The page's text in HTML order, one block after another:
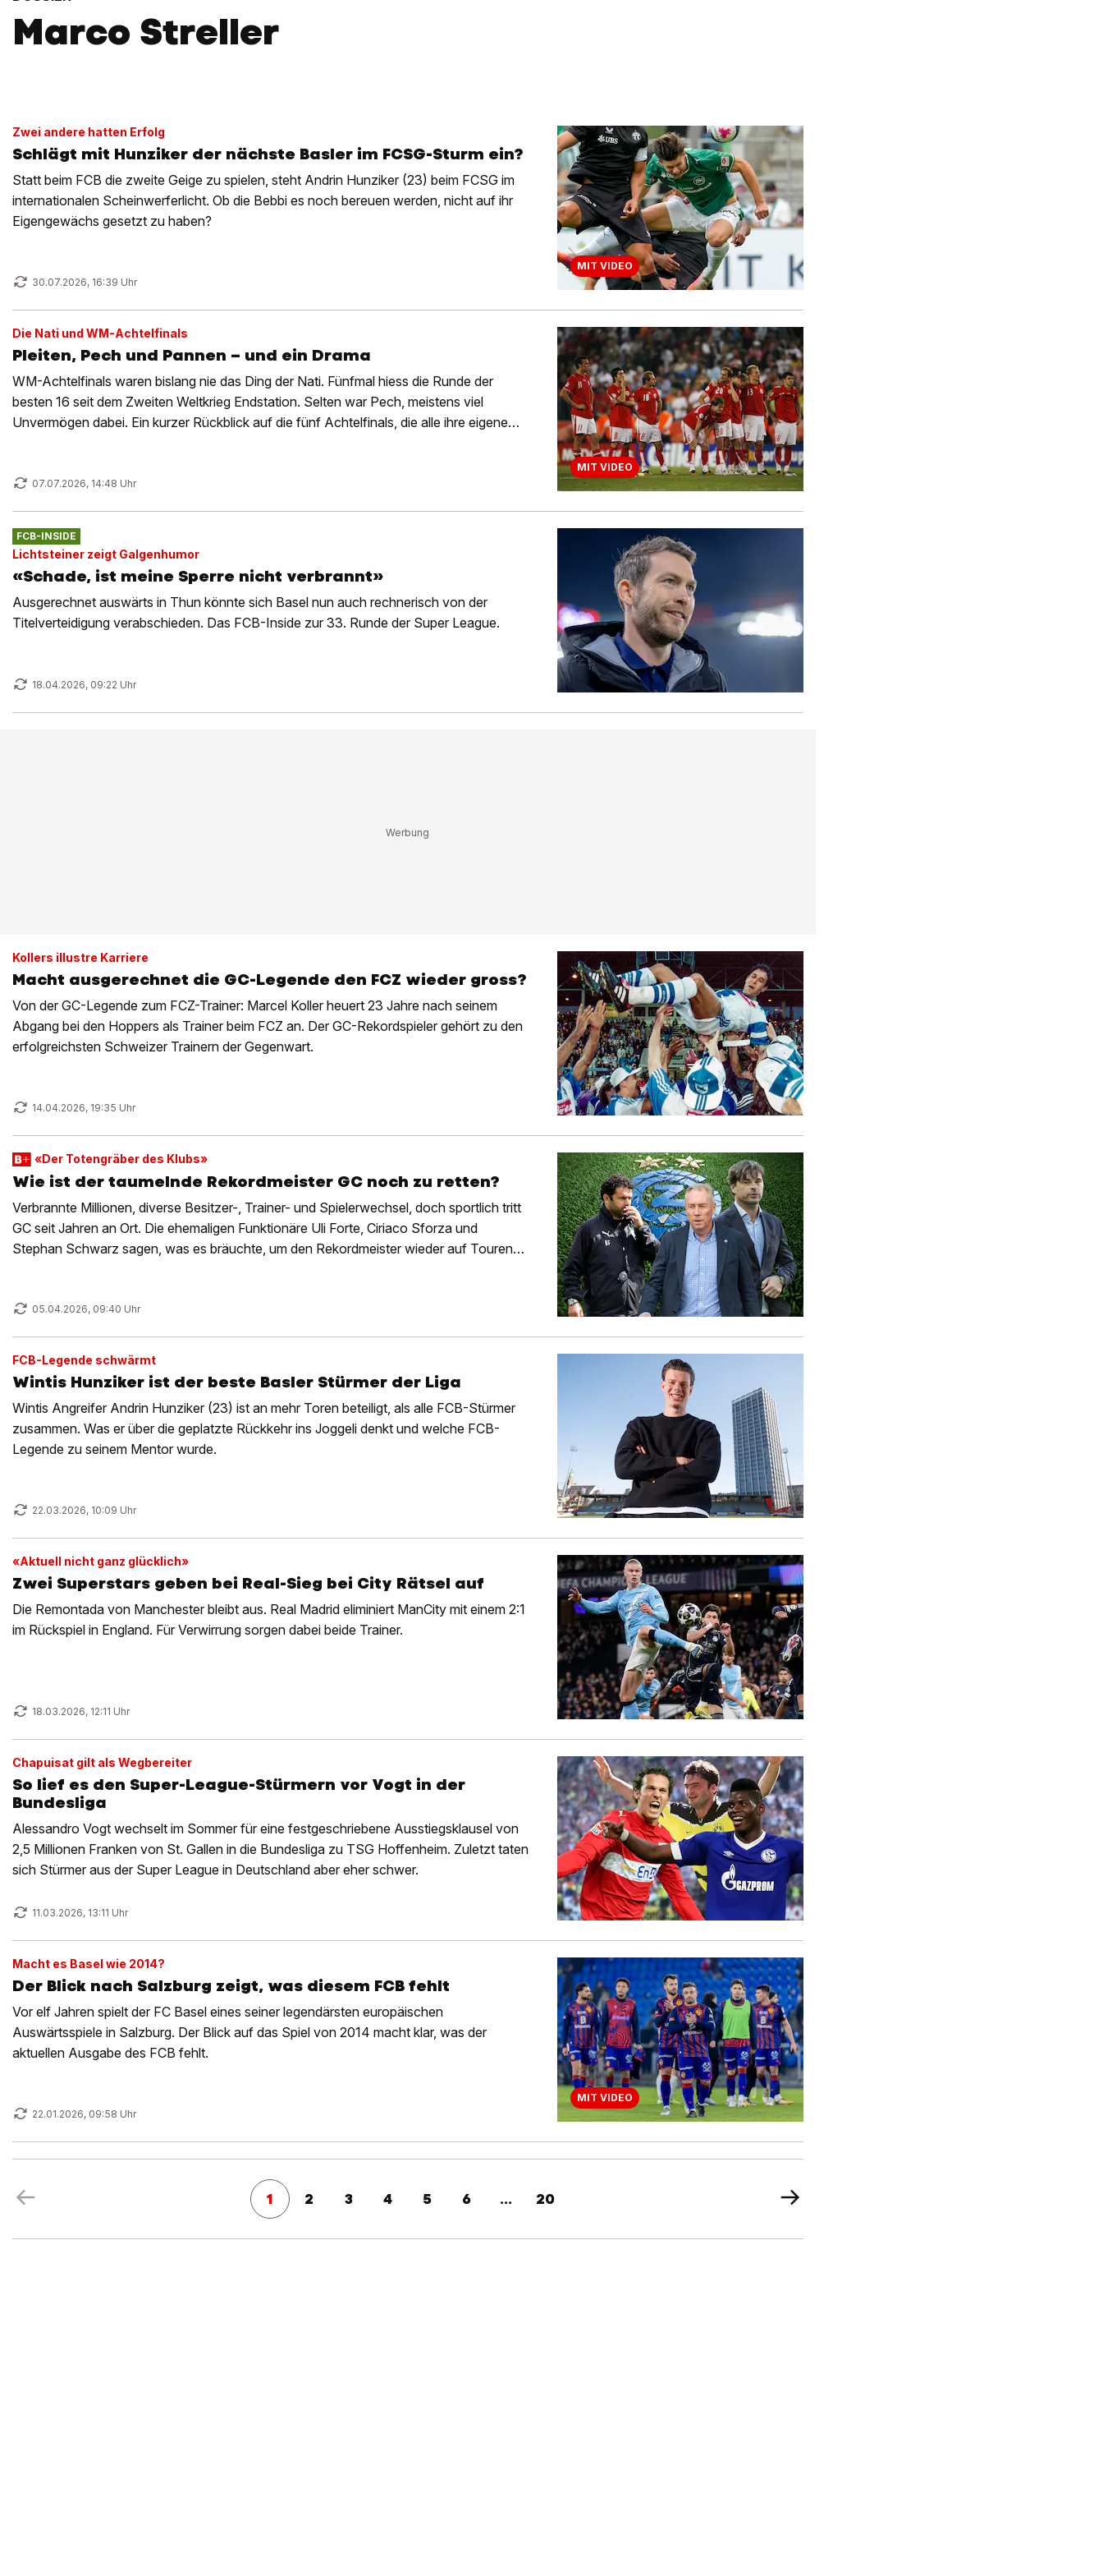
Marco Streller
Zwei andere hatten Erfolg
Schlägt mit Hunziker der nächste Basler im FCSG-Sturm ein?
Statt beim FCB die zweite Geige zu spielen, steht Andrin Hunziker (23) beim FCSG im
internationalen Scheinwerferlicht. Ob die Bebbi es noch bereuen werden, nicht auf ihr
Eigengewächs gesetzt zu haben?
30.07.2026, 16:39 Uhr
MIT VIDEO
Die Nati und WM-Achtelfinals
Pleiten, Pech und Pannen – und ein Drama
WM-Achtelfinals waren bislang nie das Ding der Nati. Fünfmal hiess die Runde der
besten 16 seit dem Zweiten Weltkrieg Endstation. Selten war Pech, meistens viel
Unvermögen dabei. Ein kurzer Rückblick auf die fünf Achtelfinals, die alle ihre eigene
07.07.2026, 14:48 Uhr
MIT VIDEO
FCB-INSIDE
Lichtsteiner zeigt Galgenhumor
«Schade, ist meine Sperre nicht verbrannt»
Ausgerechnet auswärts in Thun könnte sich Basel nun auch rechnerisch von der
Titelverteidigung verabschieden. Das FCB-Inside zur 33. Runde der Super League.
18.04.2026, 09:22 Uhr
Kollers illustre Karriere
Macht ausgerechnet die GC-Legende den FCZ wieder gross?
Von der GC-Legende zum FCZ-Trainer: Marcel Koller heuert 23 Jahre nach seinem
Abgang bei den Hoppers als Trainer beim FCZ an. Der GC-Rekordspieler gehört zu den
erfolgreichsten Schweizer Trainern der Gegenwart.
14.04.2026, 19:35 Uhr
«Der Totengräber des Klubs»
Wie ist der taumelnde Rekordmeister GC noch zu retten?
Verbrannte Millionen, diverse Besitzer-, Trainer- und Spielerwechsel, doch sportlich tritt
GC seit Jahren an Ort. Die ehemaligen Funktionäre Uli Forte, Ciriaco Sforza und
Stephan Schwarz sagen, was es bräuchte, um den Rekordmeister wieder auf Touren
05.04.2026, 09:40 Uhr
FCB-Legende schwärmt
Wintis Hunziker ist der beste Basler Stürmer der Liga
Wintis Angreifer Andrin Hunziker (23) ist an mehr Toren beteiligt, als alle FCB-Stürmer
zusammen. Was er über die geplatzte Rückkehr ins Joggeli denkt und welche FCB-
Legende zu seinem Mentor wurde.
22.03.2026, 10:09 Uhr
«Aktuell nicht ganz glücklich»
Zwei Superstars geben bei Real-Sieg bei City Rätsel auf
Die Remontada von Manchester bleibt aus. Real Madrid eliminiert ManCity mit einem 2:1
im Rückspiel in England. Für Verwirrung sorgen dabei beide Trainer.
18.03.2026, 12:11 Uhr
Chapuisat gilt als Wegbereiter
So lief es den Super-League-Stürmern vor Vogt in der
Bundesliga
Alessandro Vogt wechselt im Sommer für eine festgeschriebene Ausstiegsklausel von
2,5 Millionen Franken von St. Gallen in die Bundesliga zu TSG Hoffenheim. Zuletzt taten
sich Stürmer aus der Super League in Deutschland aber eher schwer.
11.03.2026, 13:11 Uhr
Macht es Basel wie 2014?
Der Blick nach Salzburg zeigt, was diesem FCB fehlt
Vor elf Jahren spielt der FC Basel eines seiner legendärsten europäischen
Auswärtsspiele in Salzburg. Der Blick auf das Spiel von 2014 macht klar, was der
aktuellen Ausgabe des FCB fehlt.
22.01.2026, 09:58 Uhr
MIT VIDEO
1 2 3 4 5 6 ... 20